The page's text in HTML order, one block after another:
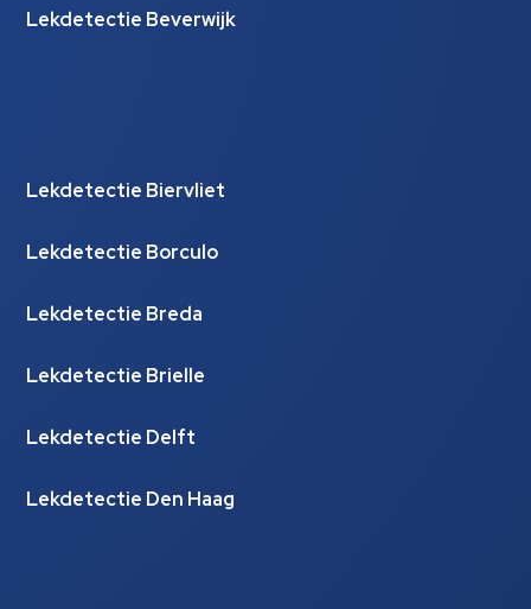
Lekdetectie Beverwijk
Lekdetectie Biervliet
Lekdetectie Borculo
Lekdetectie Breda
Lekdetectie Brielle
Lekdetectie Delft
Lekdetectie Den Haag